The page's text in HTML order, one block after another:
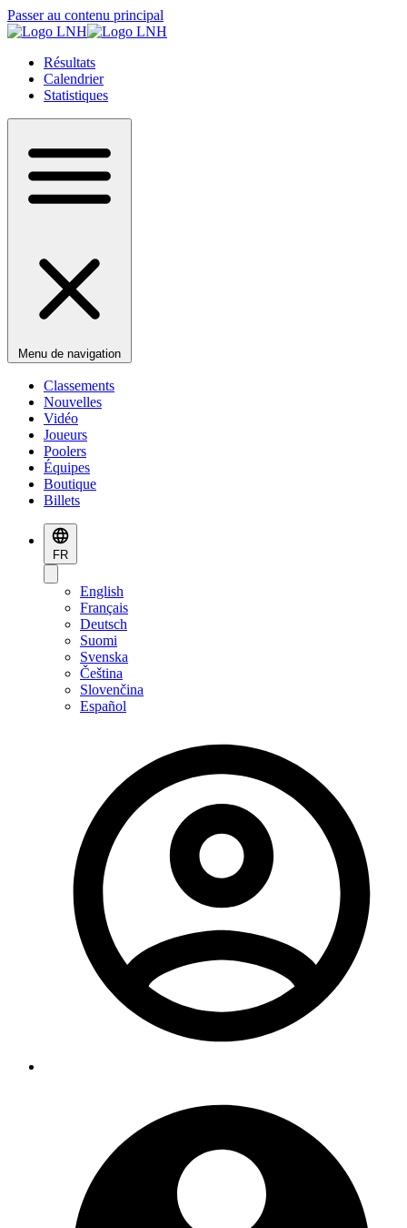
Passer au contenu principal
Résultats
Calendrier
Statistiques
Menu de navigation
Classements
Nouvelles
Vidéo
Joueurs
Poolers
Équipes
Boutique
Billets
FR
English
Français
Deutsch
Suomi
Svenska
Čeština
Slovenčina
Español